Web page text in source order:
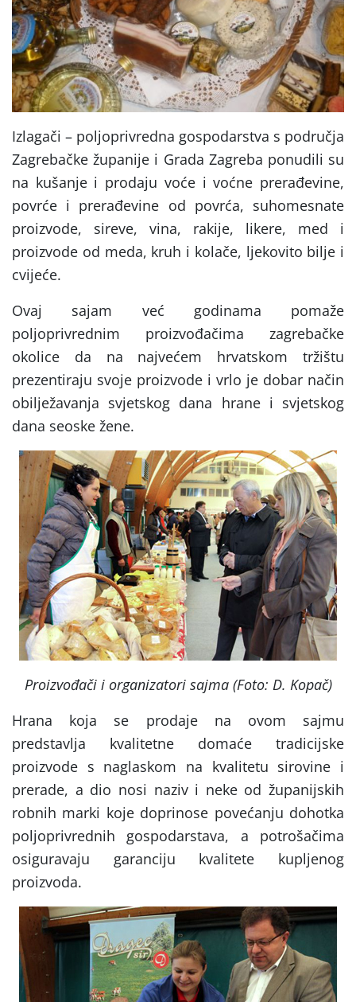
Izlagači – poljoprivredna gospodarstva s područja
Zagrebačke županije i Grada Zagreba ponudili su
na kušanje i prodaju voće i voćne prerađevine,
povrće i prerađevine od povrća, suhomesnate
proizvode, sireve, vina, rakije, likere, med i
proizvode od meda, kruh i kolače, ljekovito bilje i
cvijeće.
Ovaj sajam već godinama pomaže
poljoprivrednim proizvođačima zagrebačke
okolice da na najvećem hrvatskom tržištu
prezentiraju svoje proizvode i vrlo je dobar način
obilježavanja svjetskog dana hrane i svjetskog
dana seoske žene.
Proizvođači i organizatori sajma (Foto: D. Kopač)
Hrana koja se prodaje na ovom sajmu
predstavlja kvalitetne domaće tradicijske
proizvode s naglaskom na kvalitetu sirovine i
prerade, a dio nosi naziv i neke od županijskih
robnih marki koje doprinose povećanju dohotka
poljoprivrednih gospodarstava, a potrošačima
osiguravaju garanciju kvalitete kupljenog
proizvoda.